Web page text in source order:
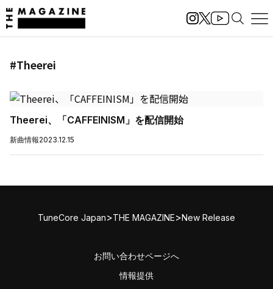
#Theerei
Theerei、「CAFFEINISM」を配信開始
新曲情報2023.12.15
TuneCore Japan>THE MAGAZINE>New Release
お問い合わせページへ
情報提供